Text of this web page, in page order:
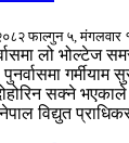
फाल्गुन ५, मंगलवार
लो भोल्टेज
गर्मीयाम
सक्ने
नेपाल विद्युत